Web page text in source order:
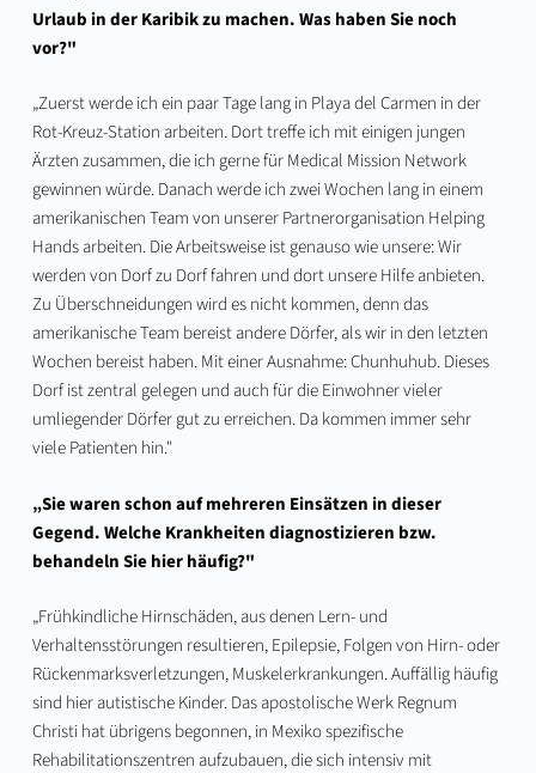
Urlaub in der Karibik zu machen. Was haben Sie noch
vor?"
„Zuerst werde ich ein paar Tage lang in Playa del Carmen in der
Rot-Kreuz-Station arbeiten. Dort treffe ich mit einigen jungen
Ärzten zusammen, die ich gerne für Medical Mission Network
gewinnen würde. Danach werde ich zwei Wochen lang in einem
amerikanischen Team von unserer Partnerorganisation Helping
Hands arbeiten. Die Arbeitsweise ist genauso wie unsere: Wir
werden von Dorf zu Dorf fahren und dort unsere Hilfe anbieten.
Zu Überschneidungen wird es nicht kommen, denn das
amerikanische Team bereist andere Dörfer, als wir in den letzten
Wochen bereist haben. Mit einer Ausnahme: Chunhuhub. Dieses
Dorf ist zentral gelegen und auch für die Einwohner vieler
umliegender Dörfer gut zu erreichen. Da kommen immer sehr
viele Patienten hin."
„Sie waren schon auf mehreren Einsätzen in dieser
Gegend. Welche Krankheiten diagnostizieren bzw.
behandeln Sie hier häufig?"
„Frühkindliche Hirnschäden, aus denen Lern- und
Verhaltensstörungen resultieren, Epilepsie, Folgen von Hirn- oder
Rückenmarksverletzungen, Muskelerkrankungen. Auffällig häufig
sind hier autistische Kinder. Das apostolische Werk Regnum
Christi hat übrigens begonnen, in Mexiko spezifische
Rehabilitationszentren aufzubauen, die sich intensiv mit